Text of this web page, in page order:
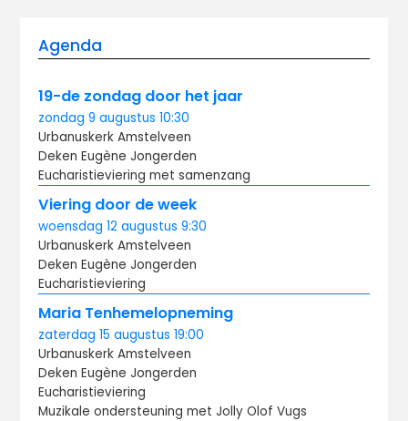
Agenda
19-de zondag door het jaar
zondag 9 augustus10:30
Urbanuskerk Amstelveen
Deken Eugène Jongerden
Eucharistieviering met samenzang
Viering door de week
woensdag 12 augustus9:30
Urbanuskerk Amstelveen
Deken Eugène Jongerden
Eucharistieviering
Maria Tenhemelopneming
zaterdag 15 augustus19:00
Urbanuskerk Amstelveen
Deken Eugène Jongerden
Eucharistieviering
Muzikale ondersteuning met Jolly Olof Vugs